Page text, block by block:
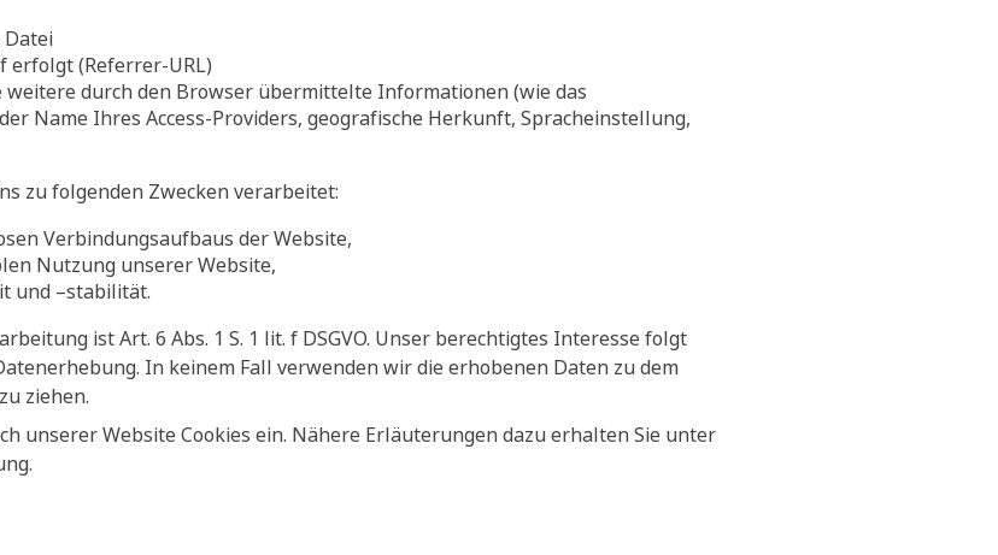
Datei
erfolgt (Referrer-URL)
durch den Browser übermittelte Informationen (wie das
Name Ihres Access-Providers, geografische Herkunft, Spracheinstellung,
zu folgenden Zwecken verarbeitet:
Verbindungsaufbaus der Website,
Nutzung unserer Website,
und –stabilität.
ist Art. 6 Abs. 1 S. 1 lit. f DSGVO. Unser berechtigtes Interesse folgt
In keinem Fall verwenden wir die erhobenen Daten zu dem
ziehen.
unserer Website Cookies ein. Nähere Erläuterungen dazu erhalten Sie unter